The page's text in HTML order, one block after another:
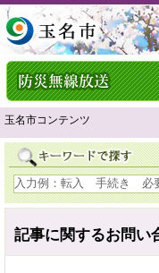
玉名市コンテンツ
記事に関するお問い